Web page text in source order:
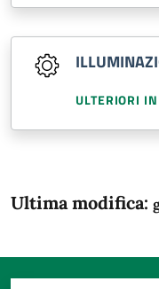
ULTERIORI
Ultima modifica: